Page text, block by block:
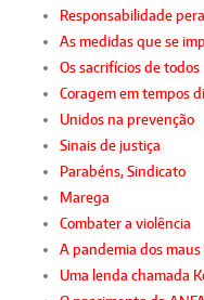
Responsabilidade
As medidas que se
Os sacrifícios de todos
Coragem em tempos
Unidos na prevenção
Sinais de justiça
Parabéns, Sindicato
Marega
Combater a violência
A pandemia dos maus
Uma lenda chamada